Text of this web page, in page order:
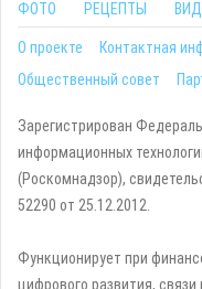
ФОТО
РЕЦЕПТЫ
О проекте Контактная
Общественный совет
Зарегистрирован
информационных
(Роскомнадзор),
52290 от 25.12.2012.
Функционирует при
цифрового развития,